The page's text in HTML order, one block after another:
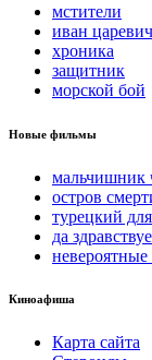
мстители
иван
хроника
защитник
морской бой
Новые фильмы
мальчишник
остров
турецкий
да
Киноафиша
Карта сайта